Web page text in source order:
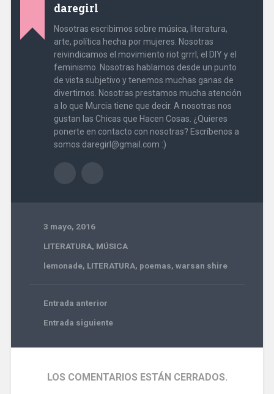
daregirl
Nosotras escribimos sobre música, literatura,
arte, política hecha por mujeres. Nosotras
reivindicamos el movimiento riot grrrl, el DIY y el
feminismo. Nosotras hablamos desde un punto
de vista subjetivo y tenemos muchas ganas de
divertirnos. Nosotras prestamos mucha atención
a lo que Murcia tiene que decir. A nosotras nos
gustan las Chicas que Hacen Cosas. ¿Quieres
ponerte en contacto con nosotras? Escríbenos a
somos.daregirl@gmail.com :)
3 mayo, 2016
LITERATURA, MÚSICA
lemonade, LITERATURA, poemas, warsan shire
Entrada anterior
Entrada siguiente
LOS COMENTARIOS ESTÁN CERRADOS.